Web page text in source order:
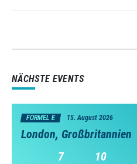
NÄCHSTE EVENTS
FORMEL E 15. August 2026
London, Großbritannien
7
10